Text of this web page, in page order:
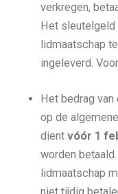
verkregen,
Het
lidmaatschap
ingeleverd.
Het bedrag van
op de
dientvóór 1
worden
lidmaatschap